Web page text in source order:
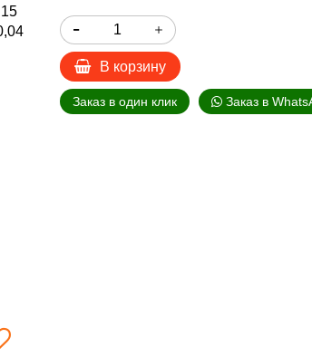
В корзину
Заказ в один клик Заказ в